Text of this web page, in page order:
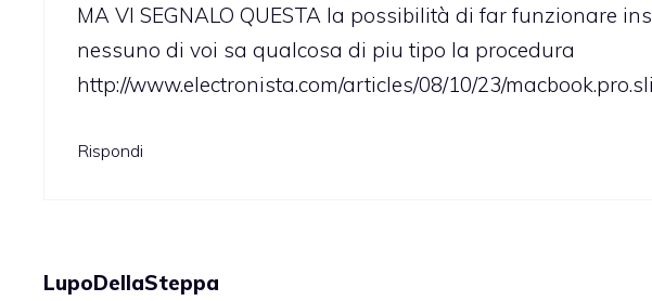
MA VI SEGNALO QUESTA la possibilità di far funzionare
nessuno di voi sa qualcosa di piu tipo la procedura
http://www.electronista.com/articles/08/10/23/
Rispondi
LupoDellaSteppa